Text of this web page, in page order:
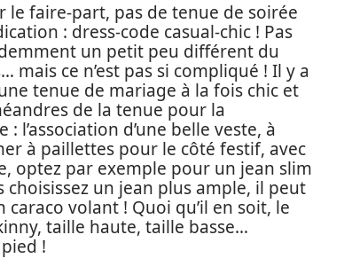
le faire-part, pas de tenue de soirée
: dress-code casual-chic ! Pas
un petit peu différent du
ce n’est pas si compliqué ! Il y a
tenue de mariage à la fois chic et
de la tenue pour la
d’une belle veste, à
à paillettes pour le côté festif, avec
optez par exemple pour un jean slim
un jean plus ample, il peut
volant ! Quoi qu’il en soit, le
taille haute, taille basse…
!